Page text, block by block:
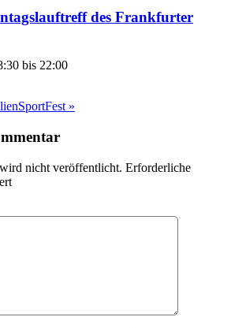
des Frankfurter
bis 22:00
»
nicht veröffentlicht. Erforderliche